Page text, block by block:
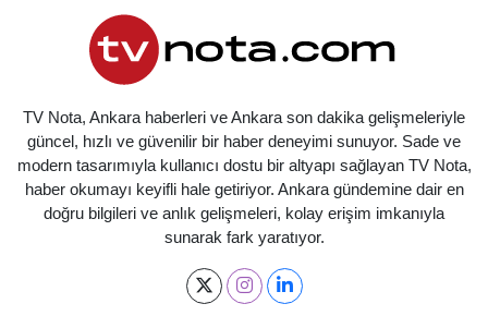
TV Nota, Ankara haberleri ve Ankara son dakika gelişmeleriyle
güncel, hızlı ve güvenilir bir haber deneyimi sunuyor. Sade ve
modern tasarımıyla kullanıcı dostu bir altyapı sağlayan TV Nota,
haber okumayı keyifli hale getiriyor. Ankara gündemine dair en
doğru bilgileri ve anlık gelişmeleri, kolay erişim imkanıyla
sunarak fark yaratıyor.